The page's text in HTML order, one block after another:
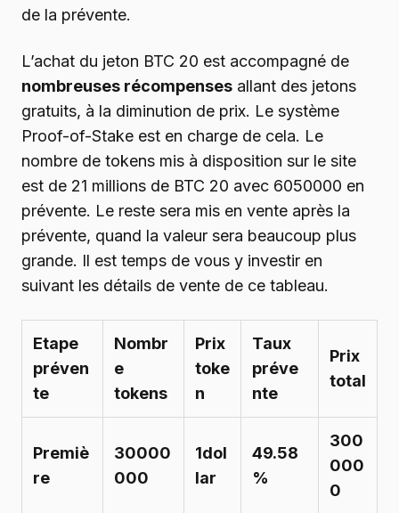
de la prévente.
L’achat du jeton BTC 20 est accompagné de
nombreuses récompenses allant des jetons
gratuits, à la diminution de prix. Le système
Proof-of-Stake est en charge de cela. Le
nombre de tokens mis à disposition sur le site
est de 21 millions de BTC 20 avec 6050000 en
prévente. Le reste sera mis en vente après la
prévente, quand la valeur sera beaucoup plus
grande. Il est temps de vous y investir en
suivant les détails de vente de ce tableau.
Etape
préven
te
Nombr
e
tokens
Prix
toke
n
Taux
préve
nte
Prix
total
Premiè
re
30000
000
1dol
lar
49.58
%
300
000
0